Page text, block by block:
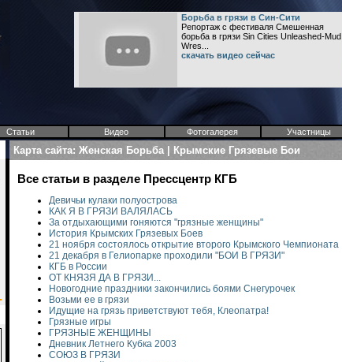
Борьба в грязи в Син-Сити
Репортаж с фестиваля Смешенная
борьба в грязи Sin Cities Unleashed-Mud
Wres...
скачать видео сейчас
Статьи Видео Фотогалерея Участницы
Карта сайта: Женская Борьба | Крымские Грязевые Бои
Все статьи в разделе Прессцентр КГБ
Девичьи кулаки полуострова
КАК Я В ГРЯЗИ ВАЛЯЛАСЬ
За отдыхающими гоняются "грязные женщины"
История Крымских Грязевых Боев
21 ноября состоялось открытие второго Крымского Чемпионата
21 декабря в Гелиопарке проходили "БОИ В ГРЯЗИ"
КГБ в России
ОТ КНЯЗЯ ДА В ГРЯЗИ...
Новогодние праздники закончились боями Снегурочек
Возьми ее в грязи
Идущие на грязь приветствуют тебя, Клеопатра!
Грязные игры
ГРЯЗНЫЕ ЖЕНЩИНЫ
Дневник Летнего Кубка 2003
СОЮЗ В ГРЯЗИ